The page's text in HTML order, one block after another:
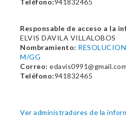
Teléfono:941832465
Responsable de acceso a la
ELVIS DAVILA VILLALOBOS
Nombramiento:
M/GG
Correo: edavis0991@gmail.com
Teléfono:941832465
Ver administradores de la